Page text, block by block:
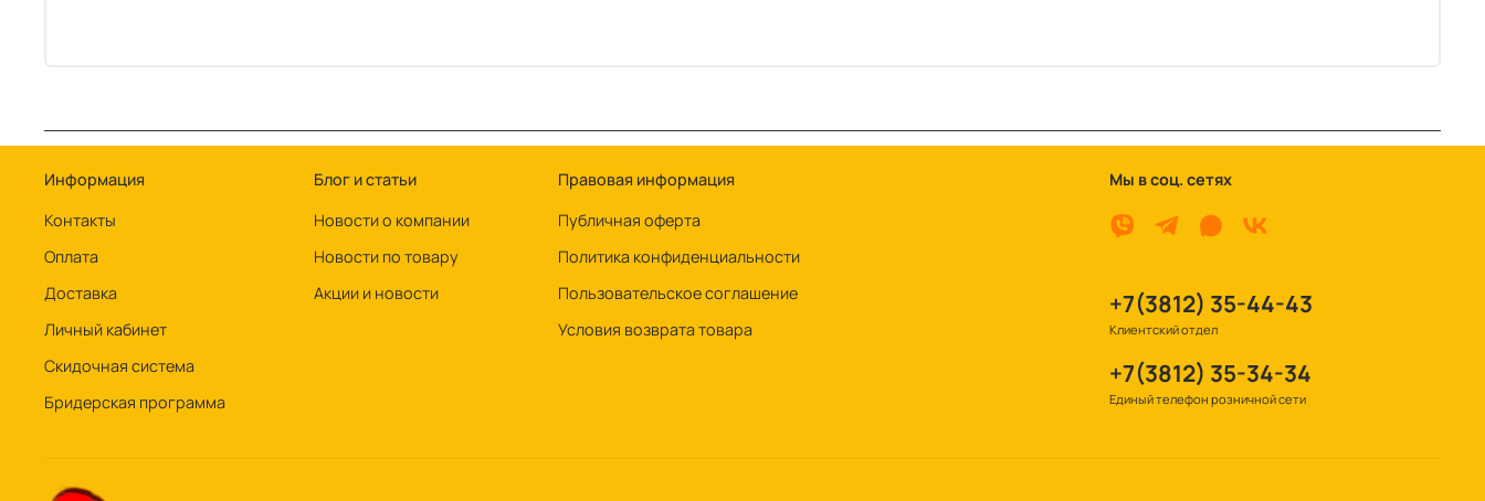
Информация
Контакты
Оплата
Доставка
Личный кабинет
Скидочная система
Бридерская программа
Блог и статьи
Новости о компании
Новости по товару
Акции и новости
Правовая информация
Публичная оферта
Политика конфиденциальности
Пользовательское соглашение
Условия возврата товара
Мы в соц. сетях
+7(3812) 35-44-43
Клиентский отдел
+7(3812) 35-34-34
Единый телефон розничной сети